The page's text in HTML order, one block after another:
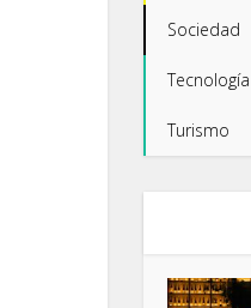
Sociedad
Tecnología
Turismo